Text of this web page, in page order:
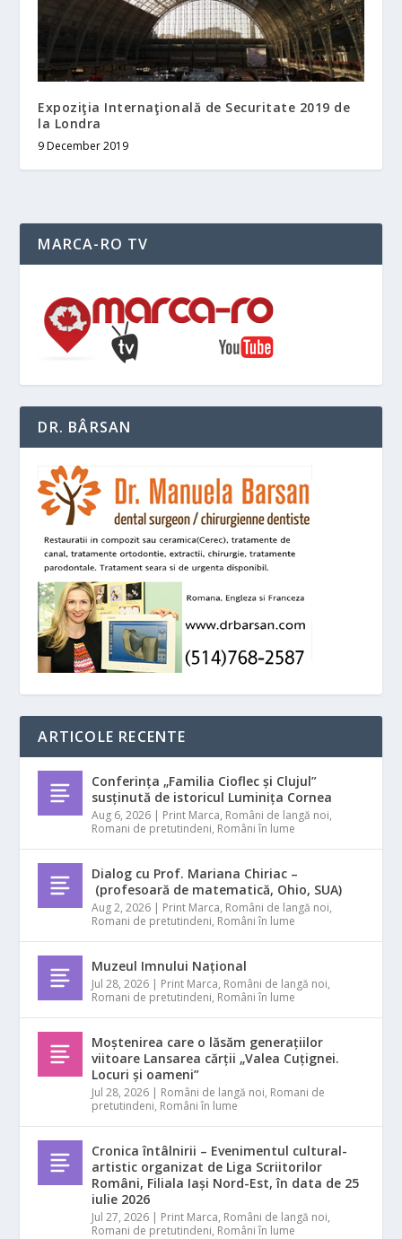
Expoziţia Internaţională de Securitate 2019 de
la Londra
9 December 2019
MARCA-RO TV
DR. BÂRSAN
ARTICOLE RECENTE
Conferința „Familia Cioflec și Clujul”
susținută de istoricul Luminița Cornea
Aug 6, 2026 | Print Marca, Români de langă noi,
Romani de pretutindeni, Români în lume
Dialog cu Prof. Mariana Chiriac –
(profesoară de matematică, Ohio, SUA)
Aug 2, 2026 | Print Marca, Români de langă noi,
Romani de pretutindeni, Români în lume
Muzeul Imnului Național
Jul 28, 2026 | Print Marca, Români de langă noi,
Romani de pretutindeni, Români în lume
Moștenirea care o lăsăm generațiilor
viitoare Lansarea cărții „Valea Cuțignei.
Locuri și oameni”
Jul 28, 2026 | Români de langă noi, Romani de
pretutindeni, Români în lume
Cronica întâlnirii – Evenimentul cultural-
artistic organizat de Liga Scriitorilor
Români, Filiala Iași Nord-Est, în data de 25
iulie 2026
Jul 27, 2026 | Print Marca, Români de langă noi,
Romani de pretutindeni, Români în lume